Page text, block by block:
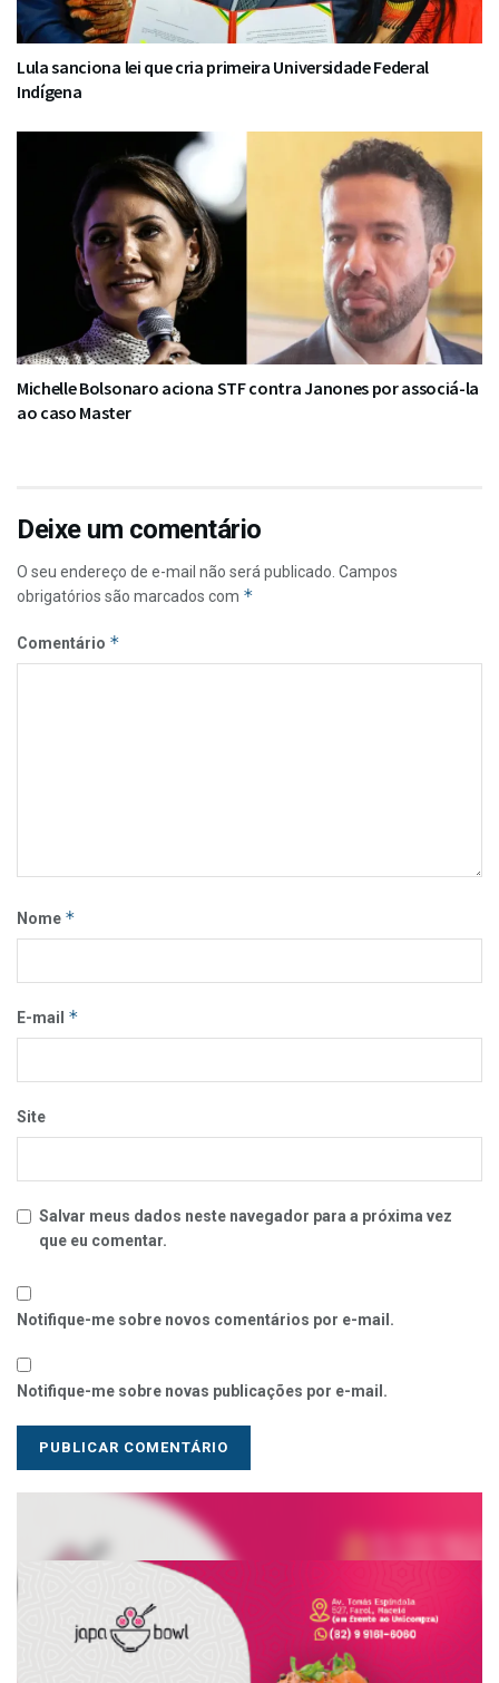
Lula sanciona lei que cria primeira Universidade Federal
Indígena
Michelle Bolsonaro aciona STF contra Janones por associá-la
ao caso Master
Deixe um comentário
O seu endereço de e-mail não será publicado. Campos
obrigatórios são marcados com *
Comentário *
Nome *
E-mail *
Site
Salvar meus dados neste navegador para a próxima vez
que eu comentar.
Notifique-me sobre novos comentários por e-mail.
Notifique-me sobre novas publicações por e-mail.